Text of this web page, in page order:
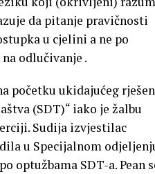
da pitanje pravičnosti
u cjelini a ne po
odlučivanje .
početku ukidajućeg
(SDT)“ iako je žalbu
Sudija izvjestilac
u Specijalnom
optužbama SDT-a. Pean